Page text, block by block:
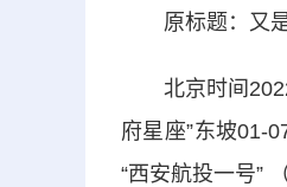
原标题：又是“
北京时间2022
府星座”东坡01-
“西安航投一号”